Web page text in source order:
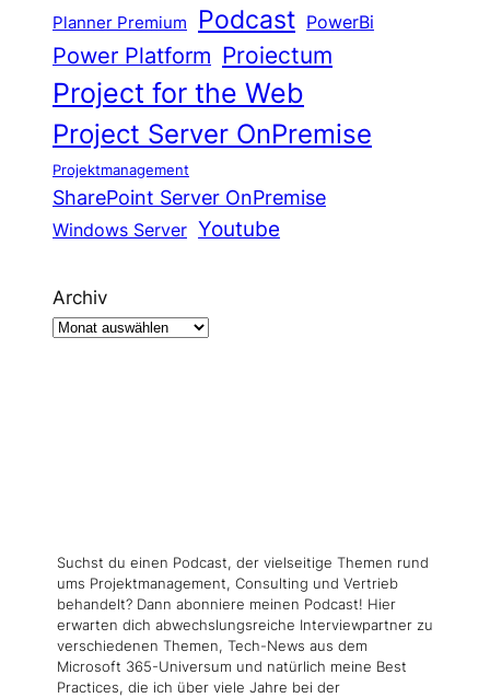
Planner Premium Podcast PowerBi
Power Platform Proiectum
Project for the Web
Project Server OnPremise
Projektmanagement
SharePoint Server OnPremise
Windows Server Youtube
Archiv
Suchst du einen Podcast, der vielseitige Themen rund
ums Projektmanagement, Consulting und Vertrieb
behandelt? Dann abonniere meinen Podcast! Hier
erwarten dich abwechslungsreiche Interviewpartner zu
verschiedenen Themen, Tech-News aus dem
Microsoft 365-Universum und natürlich meine Best
Practices, die ich über viele Jahre bei der